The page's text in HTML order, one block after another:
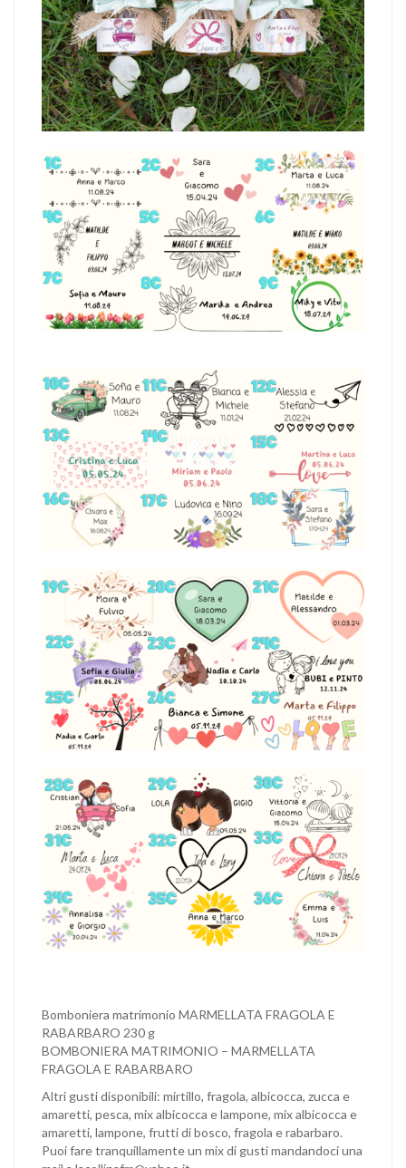
Bomboniera matrimonio MARMELLATA FRAGOLA E
RABARBARO 230 g
BOMBONIERA MATRIMONIO – MARMELLATA
FRAGOLA E RABARBARO
Altri gusti disponibili: mirtillo, fragola, albicocca, zucca e
amaretti, pesca, mix albicocca e lampone, mix albicocca e
amaretti, lampone, frutti di bosco, fragola e rabarbaro.
Puoi fare tranquillamente un mix di gusti mandandoci una